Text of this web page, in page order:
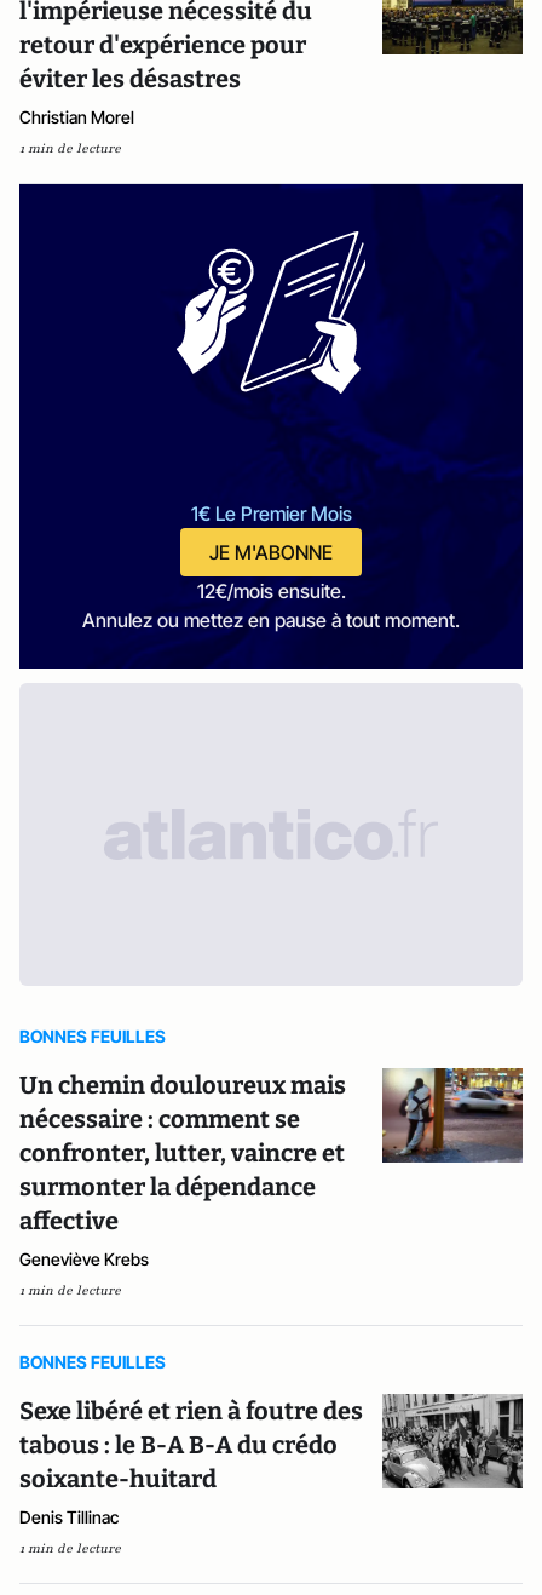
l'impérieuse nécessité du
retour d'expérience pour
éviter les désastres
Christian Morel
1 min de lecture
1€ Le Premier Mois
JE M'ABONNE
12€/mois ensuite.
Annulez ou mettez en pause à tout moment.
BONNES FEUILLES
Un chemin douloureux mais
nécessaire : comment se
confronter, lutter, vaincre et
surmonter la dépendance
affective
Geneviève Krebs
1 min de lecture
BONNES FEUILLES
Sexe libéré et rien à foutre des
tabous : le B-A B-A du crédo
soixante-huitard
Denis Tillinac
1 min de lecture